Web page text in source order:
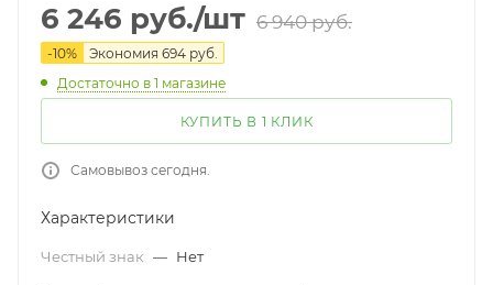
6 246 руб./шт 6 940руб.
-10% Экономия 694 руб.
Достаточно в 1 магазине
КУПИТЬ В 1 КЛИК
Самовывоз сегодня.
Характеристики
Честный знак — Нет